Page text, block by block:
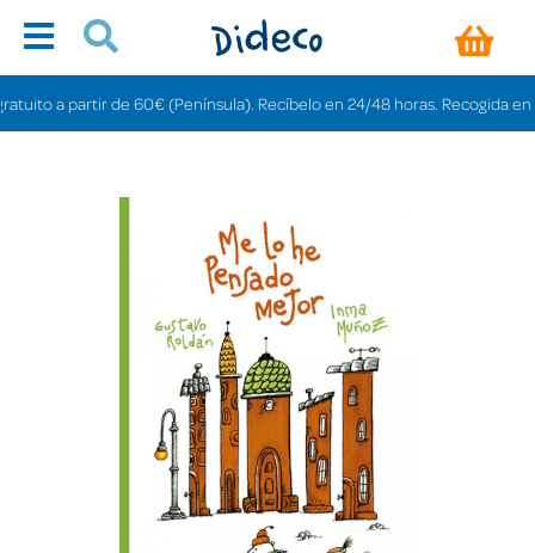
a partir de 60€ (Península). Recíbelo en 24/48 horas. Recogida en